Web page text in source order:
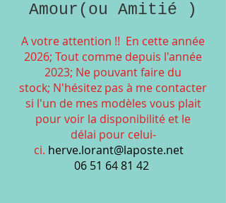
Amour(ou Amitié )
A votre attention !! En cette année
2026; Tout comme depuis l'année
2023; Ne pouvant faire du
stock; N'hésitez pas à me contacter
si l'un de mes modèles vous plait
pour voir la disponibilité et le
délai pour celui-
ci. herve.lorant@laposte.net
06 51 64 81 42